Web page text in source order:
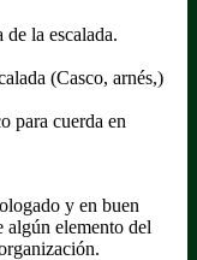
la escalada.
(Casco, arnés,)
para cuerda en
y en buen
algún elemento del